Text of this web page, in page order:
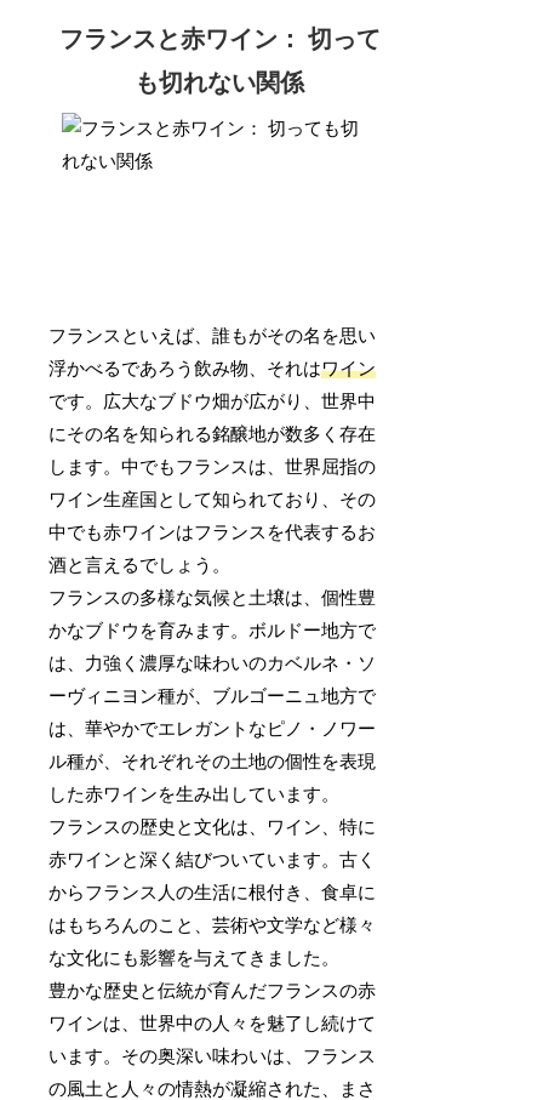
フランスと赤ワイン： 切って
も切れない関係
フランスといえば、誰もがその名を思い
浮かべるであろう飲み物、それはワイン
です。広大なブドウ畑が広がり、世界中
にその名を知られる銘醸地が数多く存在
します。中でもフランスは、世界屈指の
ワイン生産国として知られており、その
中でも赤ワインはフランスを代表するお
酒と言えるでしょう。
フランスの多様な気候と土壌は、個性豊
かなブドウを育みます。ボルドー地方で
は、力強く濃厚な味わいのカベルネ・ソ
ーヴィニヨン種が、ブルゴーニュ地方で
は、華やかでエレガントなピノ・ノワー
ル種が、それぞれその土地の個性を表現
した赤ワインを生み出しています。
フランスの歴史と文化は、ワイン、特に
赤ワインと深く結びついています。古く
からフランス人の生活に根付き、食卓に
はもちろんのこと、芸術や文学など様々
な文化にも影響を与えてきました。
豊かな歴史と伝統が育んだフランスの赤
ワインは、世界中の人々を魅了し続けて
います。その奥深い味わいは、フランス
の風土と人々の情熱が凝縮された、まさ